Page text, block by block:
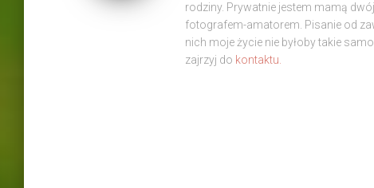
rodziny. Prywatnie jestem mamą
fotografem-amatorem. Pisanie od
nich moje życie nie byłoby takie
zajrzyj do kontaktu.